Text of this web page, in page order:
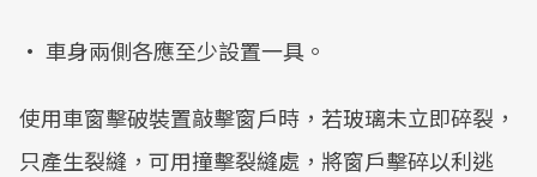
• 車身兩側各應至少設置一具。
使用車窗擊破裝置敲擊窗戶時，若玻璃未立即碎裂，
只產生裂縫，可用撞擊裂縫處，將窗戶擊碎以利逃